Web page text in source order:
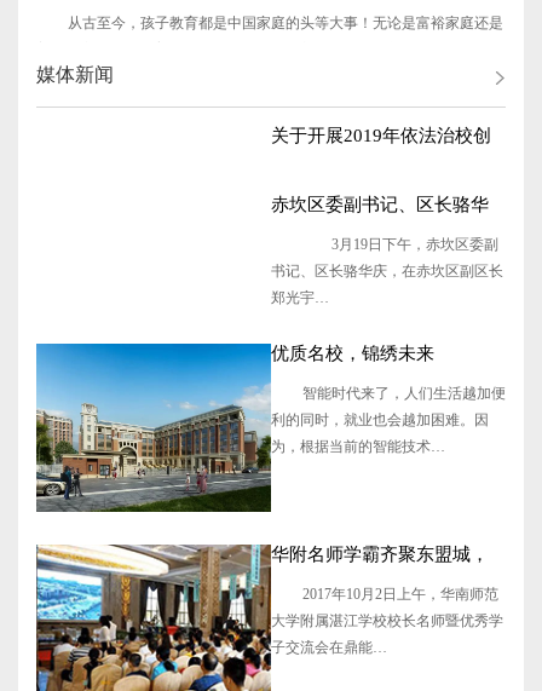
从古至今，孩子教育都是中国家庭的头等大事！无论是富裕家庭还是
区学位紧张问题，以高度使命感履行建设…
媒体新闻
关于开展2019年依法治校创
赤坎区委副书记、区长骆华
3月19日下午，赤坎区委副
书记、区长骆华庆，在赤坎区副区长
郑光宇…
优质名校，锦绣未来
智能时代来了，人们生活越加便
利的同时，就业也会越加困难。因
为，根据当前的智能技术…
华附名师学霸齐聚东盟城，
2017年10月2日上午，华南师范
大学附属湛江学校校长名师暨优秀学
子交流会在鼎能…